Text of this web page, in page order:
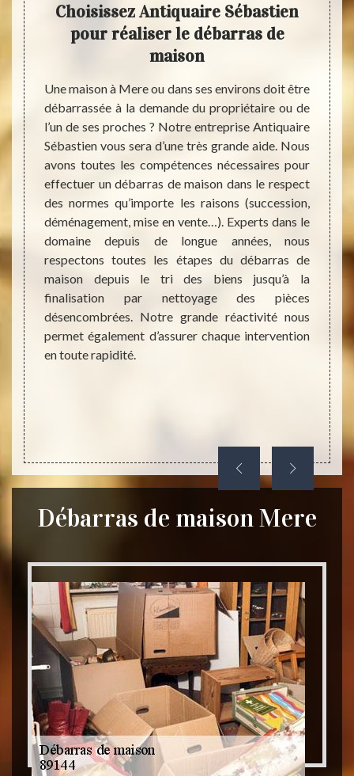
ou
vos
des
que
ne
être
ses
les
Choisissez Antiquaire Sébastien
pour réaliser le débarras de
maison
Une maison à Mere ou dans ses environs doit être
débarrassée à la demande du propriétaire ou de
l’un de ses proches ? Notre entreprise Antiquaire
Sébastien vous sera d’une très grande aide. Nous
avons toutes les compétences nécessaires pour
effectuer un débarras de maison dans le respect
des normes qu’importe les raisons (succession,
déménagement, mise en vente…). Experts dans le
domaine depuis de longue années, nous
respectons toutes les étapes du débarras de
maison depuis le tri des biens jusqu’à la
finalisation par nettoyage des pièces
désencombrées. Notre grande réactivité nous
permet également d’assurer chaque intervention
en toute rapidité.
Si
très
sera
coût
de
nos
si la
cas,
de
Débarras de maison Mere